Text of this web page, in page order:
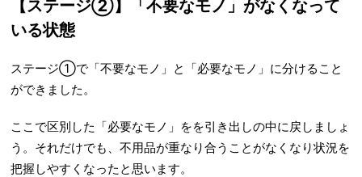
【ステージ②】「不要なモノ」がなくなって
いる状態
ステージ①で「不要なモノ」と「必要なモノ」に分けること
ができました。
ここで区別した「必要なモノ」をを引き出しの中に戻しましょ
う。それだけでも、不用品が重なり合うことがなくなり状況を
把握しやすくなったと思います。